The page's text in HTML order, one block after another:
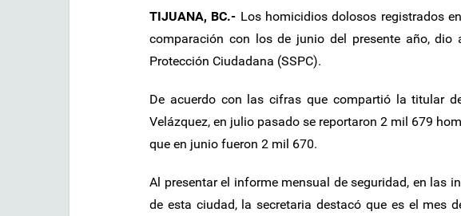
TIJUANA, BC.- Los homicidios dolosos registrados
comparación con los de junio del presente año, dio
Protección Ciudadana (SSPC).
De acuerdo con las cifras que compartió la titular
Velázquez, en julio pasado se reportaron 2 mil 679
que en junio fueron 2 mil 670.
Al presentar el informe mensual de seguridad, en las
de esta ciudad, la secretaria destacó que es el mes